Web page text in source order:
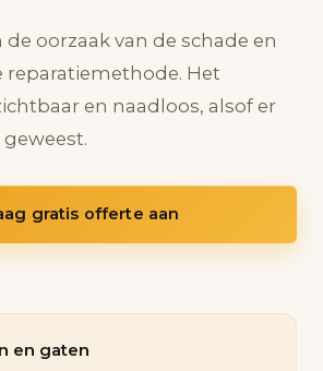
oorzaak van de schade en
reparatiemethode. Het
en naadloos, alsof er
gratis offerte aan
en gaten